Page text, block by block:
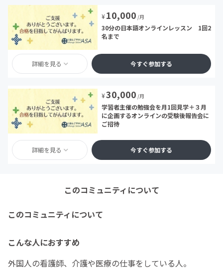
¥10,000 /月
30分の日本語オンラインレッスン 1回2
名まで
詳細を見る 今すぐ参加する
¥30,000 /月
学習者主催の勉強会を月1回見学＋３月
に企画するオンラインの受験後報告会に
ご招待
詳細を見る 今すぐ参加する
このコミュニティについて
このコミュニティについて
こんな人におすすめ
外国人の看護師、介護や医療の仕事をしている人。